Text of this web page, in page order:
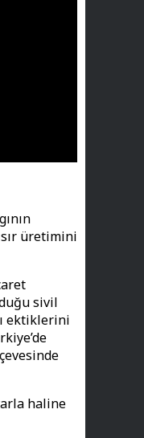
üretimini
sivil
ektiklerini
haline